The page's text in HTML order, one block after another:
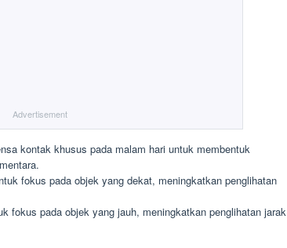
Advertisement
kontak khusus pada malam hari untuk membentuk
fokus pada objek yang dekat, meningkatkan penglihatan
fokus pada objek yang jauh, meningkatkan penglihatan jarak